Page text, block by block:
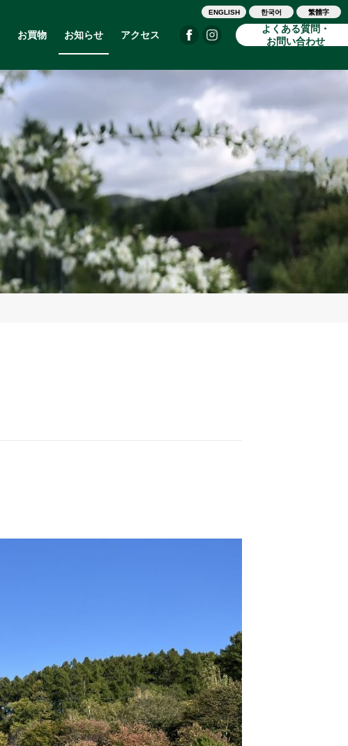
お買物 お知らせ アクセス
ENGLISH 한국어 繁體字
よくある質問・
お問い合わせ